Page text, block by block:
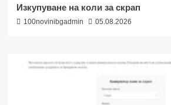
Изкупуване на коли за скрап
100novinibgadmin 05.08.2026